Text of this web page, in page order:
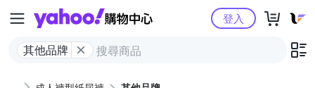
Yahoo購物中心
其他品牌
登入